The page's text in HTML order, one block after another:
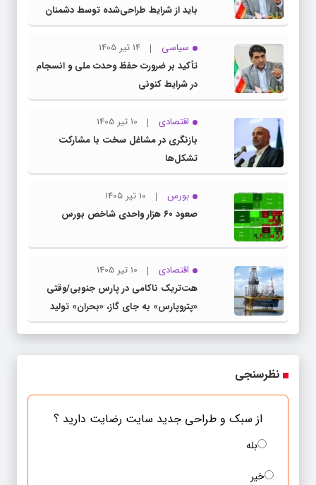
باید از شرایط طراحی‌شده توسط دشمنان
عبور کنیم
سیاسی
14 تیر 1405
تأکید بر ضرورت حفظ وحدت ملی و انسجام
در شرایط کنونی
اقتصادی
10 تیر 1405
بازنگری در مشاغل سخت با مشارکت
تشکل‌ها
بورس
10 تیر 1405
صعود ۶۰ هزار واحدی شاخص بورس
اقتصادی
10 تیر 1405
هت‌تریک ناکامی در پارس جنوبی/وقتی
«پتروپارس» به جای گاز، «بحران» تولید
می‌کند
نظرسنجی
از سبک و طراحی جدید سایت رضایت دارید ؟
بله
خیر